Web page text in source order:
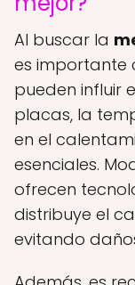
Al buscar la
es importante
pueden influir
placas, la
en el
esenciales.
ofrecen
distribuye el
evitando